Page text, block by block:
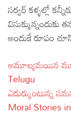
సర్వర్ కళ్ళల్లో
అందుకే రూపం
అమూల్యమయిన
Telugu
ఎదుర్కుంటున్న
Moral Stories